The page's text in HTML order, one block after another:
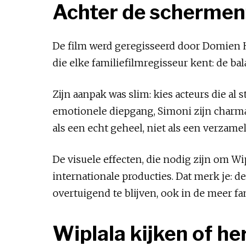
Achter de
De film werd geregisseerd door
die elke familiefilmregisseur kent: de
Zijn aanpak was slim: kies acteurs die al
emotionele diepgang, Simoni zijn
als een echt geheel, niet als een
De visuele effecten, die nodig zijn om
internationale producties. Dat merk je:
overtuigend te blijven, ook in de meer
Wiplala kijken of